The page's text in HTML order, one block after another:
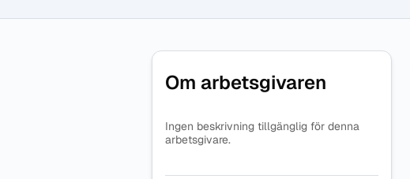
Om arbetsgivaren
Ingen beskrivning tillgänglig för denna
arbetsgivare.